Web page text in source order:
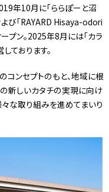
年10月に「ららぽーと沼
よび「RAYARD Hisaya-odori
プン。2025年8月には「カラ
ております。
ンセプトのもと、地域に根
新しいカタチの実現に向け
な取り組みを進めてまいり